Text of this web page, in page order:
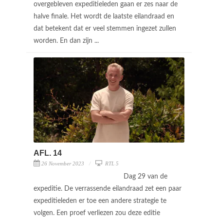
overgebleven expeditieleden gaan er zes naar de
halve finale. Het wordt de laatste eilandraad en
dat betekent dat er veel stemmen ingezet zullen
worden. En dan zijn ...
AFL. 14
26 November 2023 RTL 5
Dag 29 van de
expeditie. De verrassende eilandraad zet een paar
expeditieleden er toe een andere strategie te
volgen. Een proef verliezen zou deze editie